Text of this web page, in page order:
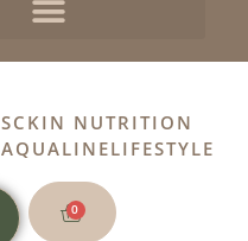
SCKIN NUTRITION
AQUALINELIFESTYLE
0